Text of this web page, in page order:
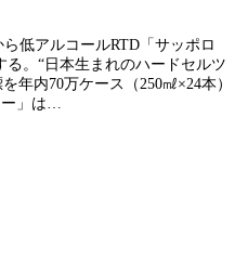
低アルコールRTD「サッポロ
る。“日本生まれのハードセルツ
年内70万ケース（250㎖×24本）
」は…